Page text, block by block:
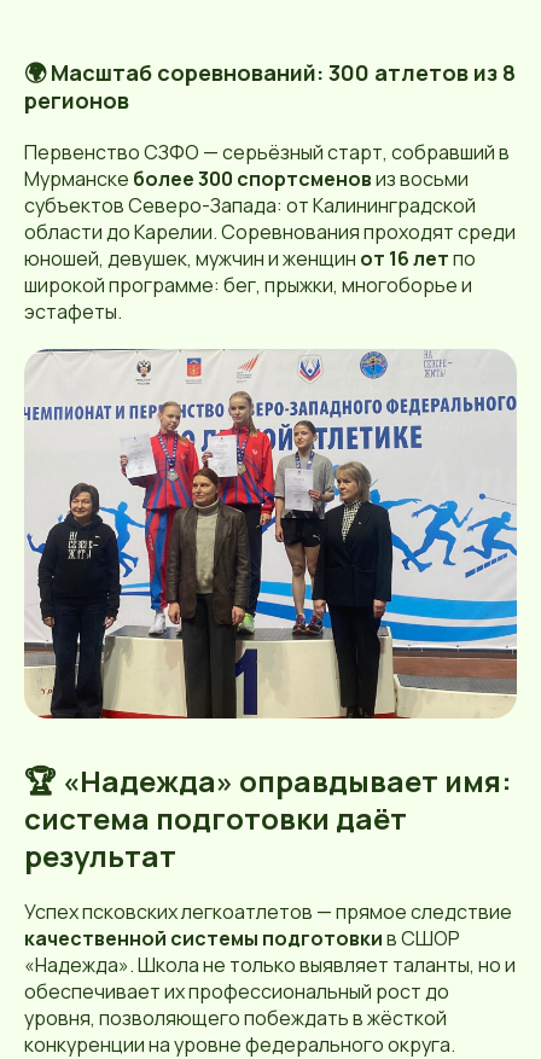
🌍 Масштаб соревнований: 300 атлетов из 8
регионов
Первенство СЗФО — серьёзный старт, собравший в
Мурманске более 300 спортсменовиз восьми
субъектов Северо-Запада: от Калининградской
области до Карелии. Соревнования проходят среди
юношей, девушек, мужчин и женщин от 16 летпо
широкой программе: бег, прыжки, многоборье и
эстафеты.
🏆 «Надежда» оправдывает имя:
система подготовки даёт
результат
Успех псковских легкоатлетов — прямое следствие
качественной системы подготовкив СШОР
«Надежда». Школа не только выявляет таланты, но и
обеспечивает их профессиональный рост до
уровня, позволяющего побеждать в жёсткой
конкуренции на уровне федерального округа.